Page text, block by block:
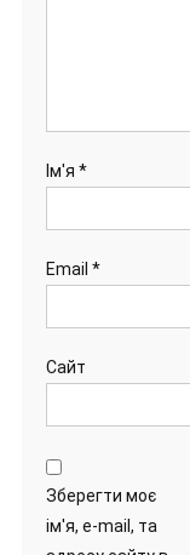
Ім'я *
Email *
Сайт
Зберегти моє
ім'я, e-mail, та